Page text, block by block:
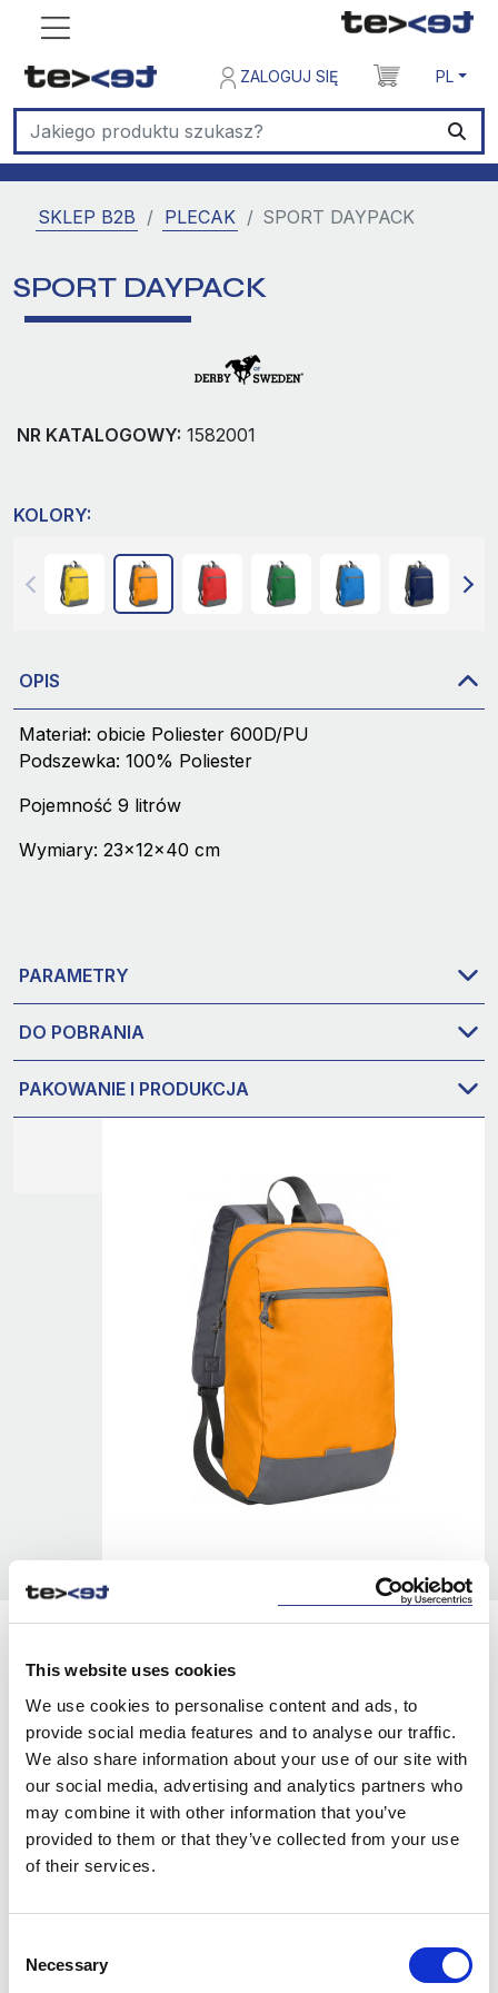
This website uses cookies
We use cookies to personalise content and ads, to
provide social media features and to analyse our traffic.
We also share information about your use of our site with
our social media, advertising and analytics partners who
may combine it with other information that you’ve
provided to them or that they’ve collected from your use
of their services.
Selection
Necessary
ZALOGUJ SIĘ PL
SKLEP B2B PLECAK SPORT DAYPACK
SPORT DAYPACK
NR KATALOGOWY: 1582001
KOLORY:
OPIS
Materiał: obicie Poliester 600D/PU
Podszewka: 100% Poliester
Pojemność 9 litrów
Wymiary: 23x12x40 cm
PARAMETRY
DO POBRANIA
PAKOWANIE I PRODUKCJA
YELLOW
ORANGE 293
RED 463
GREEN
BLUE
NAVY 853
GREY 933